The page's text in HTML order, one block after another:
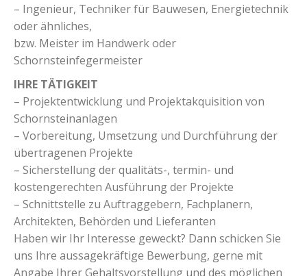
– Ingenieur, Techniker für Bauwesen, Energietechnik
oder ähnliches,
bzw. Meister im Handwerk oder
Schornsteinfegermeister
IHRE TÄTIGKEIT
– Projektentwicklung und Projektakquisition von
Schornsteinanlagen
– Vorbereitung, Umsetzung und Durchführung der
übertragenen Projekte
– Sicherstellung der qualitäts-, termin- und
kostengerechten Ausführung der Projekte
– Schnittstelle zu Auftraggebern, Fachplanern,
Architekten, Behörden und Lieferanten
Haben wir Ihr Interesse geweckt? Dann schicken Sie
uns Ihre aussagekräftige Bewerbung, gerne mit
Angabe Ihrer Gehaltsvorstellung und des möglichen